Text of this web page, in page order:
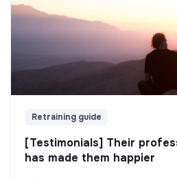
Retraining guide
[Testimonials] Their
has made them happier